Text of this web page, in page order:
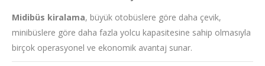
Midibüs kiralama, büyük otobüslere göre daha çevik,
minibüslere göre daha fazla yolcu kapasitesine sahip olmasıyla
birçok operasyonel ve ekonomik avantaj sunar.